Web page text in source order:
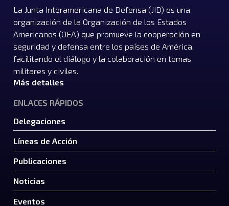
La Junta Interamericana de Defensa (JID) es una
organización de la Organización de los Estados
Americanos (OEA) que promueve la cooperación en
seguridad y defensa entre los países de América,
facilitando el diálogo y la colaboración en temas
militares y civiles.
Más detalles
ENLACES RÁPIDOS
Delegaciones
Líneas de Acción
Publicaciones
Noticias
Eventos